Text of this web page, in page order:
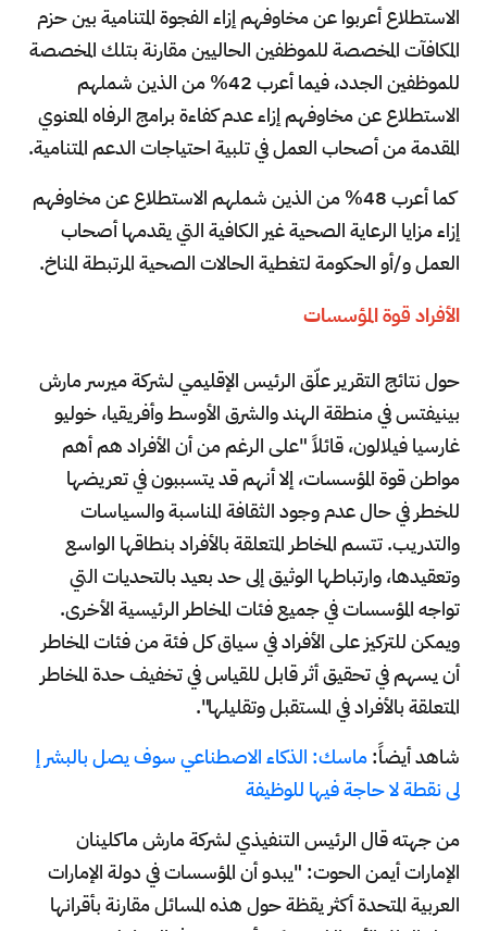
الاستطلاع أعربوا عن مخاوفهم إزاء الفجوة المتنامية بين حزم
المكافآت المخصصة للموظفين الحاليين مقارنة بتلك المخصصة
للموظفين الجدد، فيما أعرب 42% من الذين شملهم
الاستطلاع عن مخاوفهم إزاء عدم كفاءة برامج الرفاه المعنوي
المقدمة من أصحاب العمل في تلبية احتياجات الدعم المتنامية.
كما أعرب 48% من الذين شملهم الاستطلاع عن مخاوفهم
إزاء مزايا الرعاية الصحية غير الكافية التي يقدمها أصحاب
العمل و/أو الحكومة لتغطية الحالات الصحية المرتبطة المناخ.
الأفراد قوة المؤسسات
حول نتائج التقرير علّق الرئيس الإقليمي لشركة ميرسر مارش
بينيفتس في منطقة الهند والشرق الأوسط وأفريقيا، خوليو
غارسيا فيلالون، قائلاً "على الرغم من أن الأفراد هم أهم
مواطن قوة المؤسسات، إلا أنهم قد يتسببون في تعريضها
للخطر في حال عدم وجود الثقافة المناسبة والسياسات
والتدريب. تتسم المخاطر المتعلقة بالأفراد بنطاقها الواسع
وتعقيدها، وارتباطها الوثيق إلى حد بعيد بالتحديات التي
تواجه المؤسسات في جميع فئات المخاطر الرئيسية الأخرى.
ويمكن للتركيز على الأفراد في سياق كل فئة من فئات المخاطر
أن يسهم في تحقيق أثر قابل للقياس في تخفيف حدة المخاطر
المتعلقة بالأفراد في المستقبل وتقليلها".
شاهد أيضاً:ماسك: الذكاء الاصطناعي سوف يصل بالبشر إ
لى نقطة لا حاجة فيها للوظيفة
من جهته قال الرئيس التنفيذي لشركة مارش ماكلينان
الإمارات أيمن الحوت: "يبدو أن المؤسسات في دولة الإمارات
العربية المتحدة أكثر يقظة حول هذه المسائل مقارنة بأقرانها